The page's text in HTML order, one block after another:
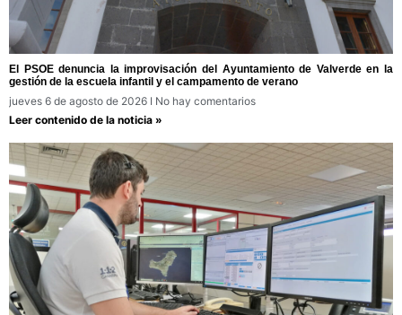
El PSOE denuncia la improvisación del Ayuntamiento de Valverde en la
gestión de la escuela infantil y el campamento de verano
jueves 6 de agosto de 2026
No hay comentarios
Leer contenido de la noticia »